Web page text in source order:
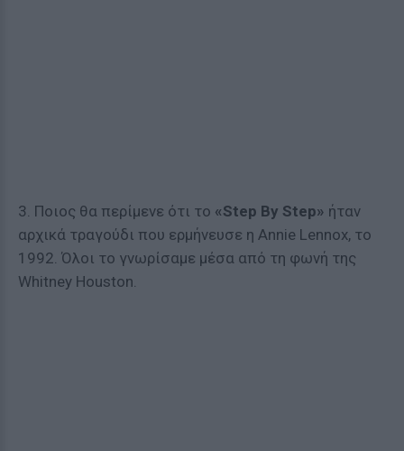
3. Ποιος θα περίμενε ότι το «Step By Step» ήταν
αρχικά τραγούδι που ερμήνευσε η Annie Lennox, το
1992. Όλοι το γνωρίσαμε μέσα από τη φωνή της
Whitney Houston.